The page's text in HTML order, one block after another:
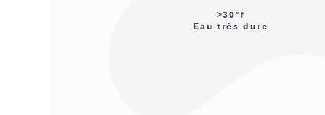
>30°f
Eau très dure